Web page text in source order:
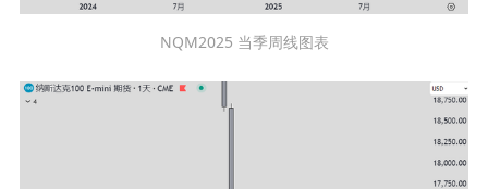
NQM2025 当季周线图表